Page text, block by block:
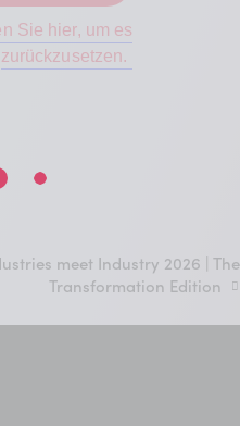
Sie hier, um es
zurückzusetzen.
meet Industry 2026 | The
Transformation Edition